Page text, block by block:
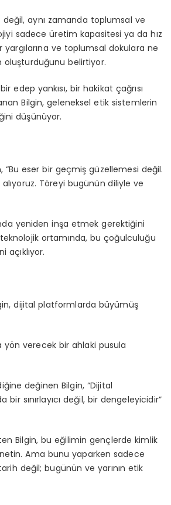
aynı zamanda toplumsal ve
sadece üretim kapasitesi ya da hız
yargılarına ve toplumsal dokulara ne
oluşturduğunu belirtiyor.
edep yankısı, bir hakikat çağrısı
Bilgin, geleneksel etik sistemlerin
düşünüyor.
“Bu eser bir geçmiş güzellemesi değil.
Töreyi bugünün diliyle ve
yeniden inşa etmek gerektiğini
ortamında, bu çoğulculuğu
dijital platformlarda büyümüş
yön verecek bir ahlaki pusula
değinen Bilgin, “Dijital
sınırlayıcı değil, bir dengeleyicidir”
Bilgin, bu eğilimin gençlerde kimlik
Ama bunu yaparken sadece
değil; bugünün ve yarının etik